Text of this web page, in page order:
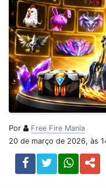
Por
Free Fire Mania
20 de março de 2026, às